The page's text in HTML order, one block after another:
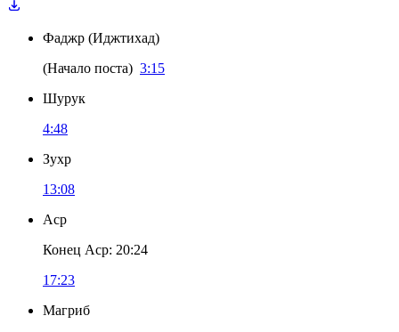
Фаджр (Иджтихад)
(Начало поста) 3:15
Шурук
4:48
Зухр
13:08
Аср
Конец Аср: 20:24
17:23
Магриб